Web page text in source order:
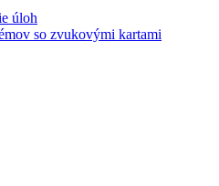
úloh
so zvukovými kartami